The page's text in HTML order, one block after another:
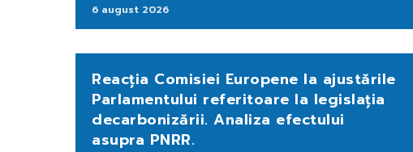
6 august 2026
Reacția Comisiei Europene la ajustările
Parlamentului referitoare la legislația
decarbonizării. Analiza efectului
asupra PNRR.